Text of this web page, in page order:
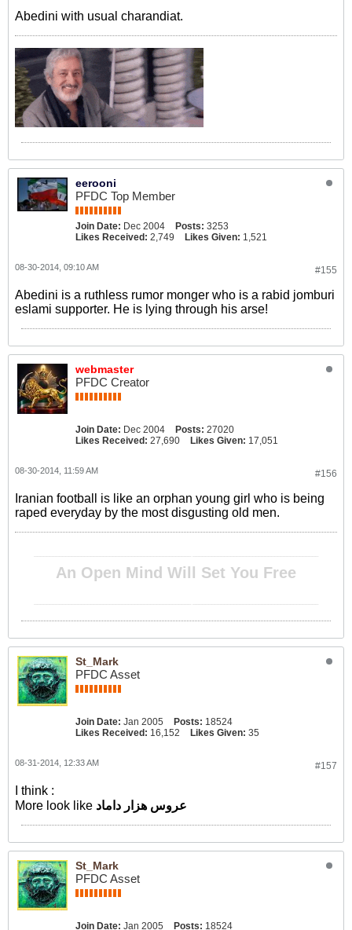
Abedini with usual charandiat.
eerooni
PFDC Top Member
Join Date: Dec 2004 Posts: 3253
Likes Received: 2,749 Likes Given: 1,521
#155
08-30-2014, 09:10 AM
Abedini is a ruthless rumor monger who is a rabid jomburi
eslami supporter. He is lying through his arse!
webmaster
PFDC Creator
Join Date: Dec 2004 Posts: 27020
Likes Received: 27,690 Likes Given: 17,051
#156
08-30-2014, 11:59 AM
Iranian football is like an orphan young girl who is being
raped everyday by the most disgusting old men.
An Open Mind Will Set You Free
St_Mark
PFDC Asset
Join Date: Jan 2005 Posts: 18524
Likes Received: 16,152 Likes Given: 35
#157
08-31-2014, 12:33 AM
I think :
More look like عروس هزار داماد
St_Mark
PFDC Asset
Join Date: Jan 2005 Posts: 18524